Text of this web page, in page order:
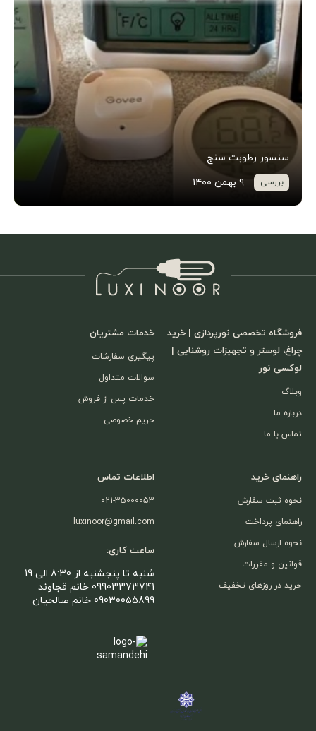
نورپردازی آثار باستانی
بررسی ۵ بهمن ۱۴۰۰
فروشگاه تخصصی نورپردازی | خرید
چراغ، لوستر و تجهیزات روشنایی |
لوکسی نور
وبلاگ
درباره ما
تماس با ما
خدمات مشتریان
پیگیری سفارشات
سوالات متداول
خدمات پس از فروش
حریم خصوصی
راهنمای خرید
نحوه ثبت سفارش
راهنمای پرداخت
نحوه ارسال سفارش
قوانین و مقررات
خرید در روزهای تخفیف
اطلاعات تماس
021-35000053
luxinoor@gmail.com
ساعت کاری:
شنبه تا پنجشنبه از 8:30 الی 19
09903373741 خانم قجاوند
09030055899 خانم صالحیان